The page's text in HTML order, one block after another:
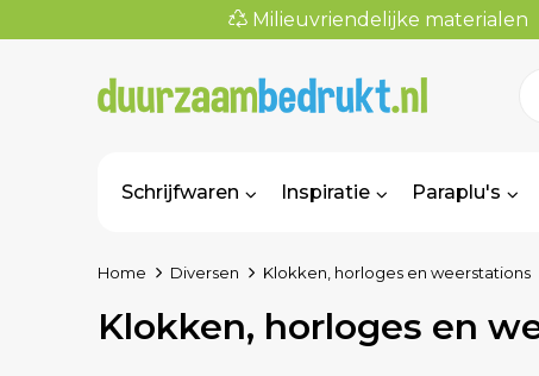
Milieuvriendelijke materialen
Schrijfwaren Inspiratie Paraplu's
Home Diversen Klokken, horloges en weerstations
Klokken, horloges en